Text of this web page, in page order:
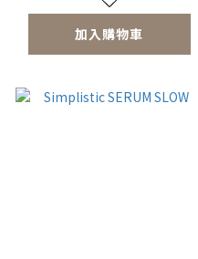
加入購物車